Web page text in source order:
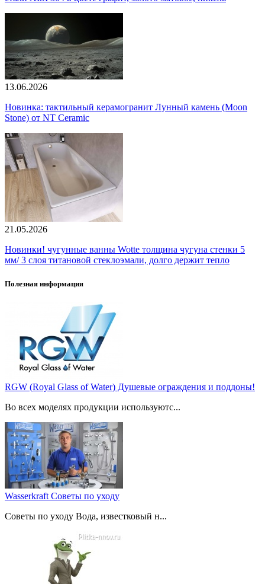
13.06.2026
Новинка: тактильный керамогранит Лунный камень (Moon
Stone) от NT Ceramic
21.05.2026
Новинки! чугунные ванны Wotte толщина чугуна стенки 5
мм/ 3 слоя титановой стеклоэмали, долго держит тепло
Полезная информация
RGW (Royal Glass of Water) Душевые ограждения и поддоны!
Во всех моделях продукции используютс...
Wasserkraft Советы по уходу
Советы по уходу Вода, известковый н...